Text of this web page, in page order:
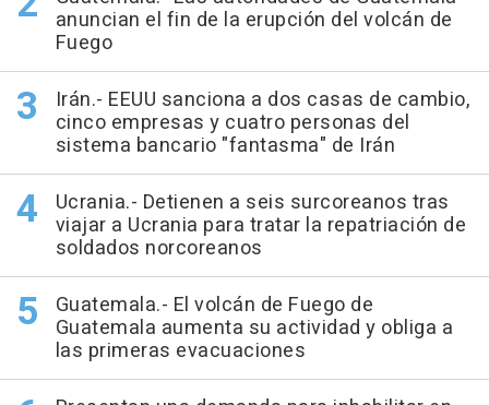
anuncian el fin de la erupción del volcán de
Fuego
Irán.- EEUU sanciona a dos casas de cambio,
cinco empresas y cuatro personas del
sistema bancario "fantasma" de Irán
Ucrania.- Detienen a seis surcoreanos tras
viajar a Ucrania para tratar la repatriación de
soldados norcoreanos
Guatemala.- El volcán de Fuego de
Guatemala aumenta su actividad y obliga a
las primeras evacuaciones